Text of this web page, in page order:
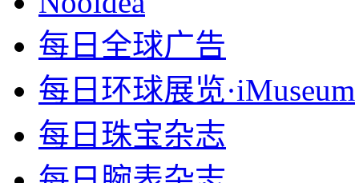
每日全球广告
每日环球展览·iMuseum
每日珠宝杂志